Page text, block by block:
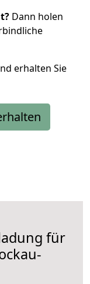
Dann holen
erhalten Sie
für